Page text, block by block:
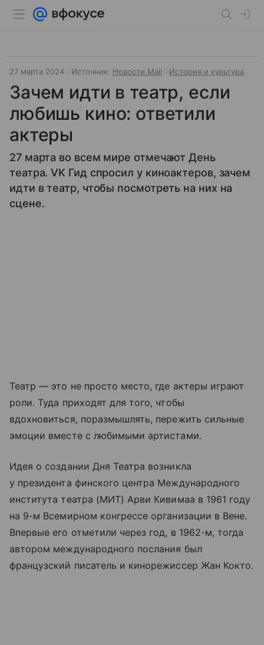
27 марта 2024 Источник: Новости Mail История и культура
Зачем идти в театр, если
любишь кино: ответили
актеры
27 марта во всем мире отмечают День
театра. VK Гид спросил у киноактеров, зачем
идти в театр, чтобы посмотреть на них на
сцене.
Театр — это не просто место, где актеры играют
роли. Туда приходят для того, чтобы
вдохновиться, поразмышлять, пережить сильные
эмоции вместе с любимыми артистами.
Идея о создании Дня Театра возникла
у президента финского центра Международного
института театра (МИТ) Арви Кивимаа в 1961 году
на 9-м Всемирном конгрессе организации в Вене.
Впервые его отметили через год, в 1962-м, тогда
автором международного послания был
французский писатель и кинорежиссер Жан Кокто.